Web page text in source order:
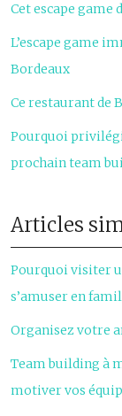
Cet escape game
L’escape game
Bordeaux
Ce restaurant de
Pourquoi
prochain team
Articles
Pourquoi visiter
s’amuser en
Organisez votre
Team building à
motiver vos